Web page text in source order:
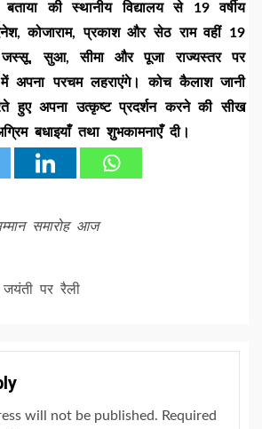
की स्थानीय विद्यालय से 19 वर्षीय
कोजाराम, प्रकाश और सेठ राम वहीं 19
जस्सू, सुआ, सीमा और पूजा राज्यस्तर पर
में अपना परचम लहराएंगे। कोच कैलाश जानी
हुए अपना उत्कृष्ट प्रदर्शन करने की सीख
बधाइयाँ तथा शुभकामनाएँ दी।
समारोह आज
जयंती पर रैली
will not be published. Required